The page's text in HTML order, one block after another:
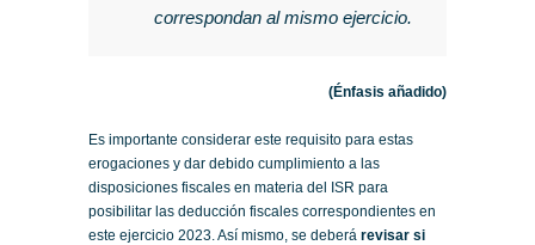
correspondan al mismo ejercicio.
(Énfasis añadido)
Es importante considerar este requisito para estas
erogaciones y dar debido cumplimiento a las
disposiciones fiscales en materia del ISR para
posibilitar las deducción fiscales correspondientes en
este ejercicio 2023. Así mismo, se deberá revisar si